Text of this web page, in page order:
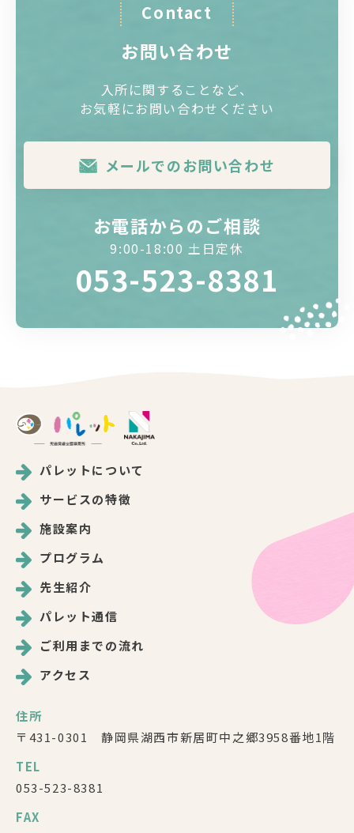
Contact
お問い合わせ
入所に関することなど、
お気軽にお問い合わせください
メールでのお問い合わせ
お電話からのご相談
9:00-18:00 土日定休
053-523-8381
パレットについて
サービスの特徴
施設案内
プログラム
先生紹介
パレット通信
ご利用までの流れ
アクセス
住所
〒431-0301 静岡県湖西市新居町中之郷3958番地1階
TEL
053-523-8381
FAX